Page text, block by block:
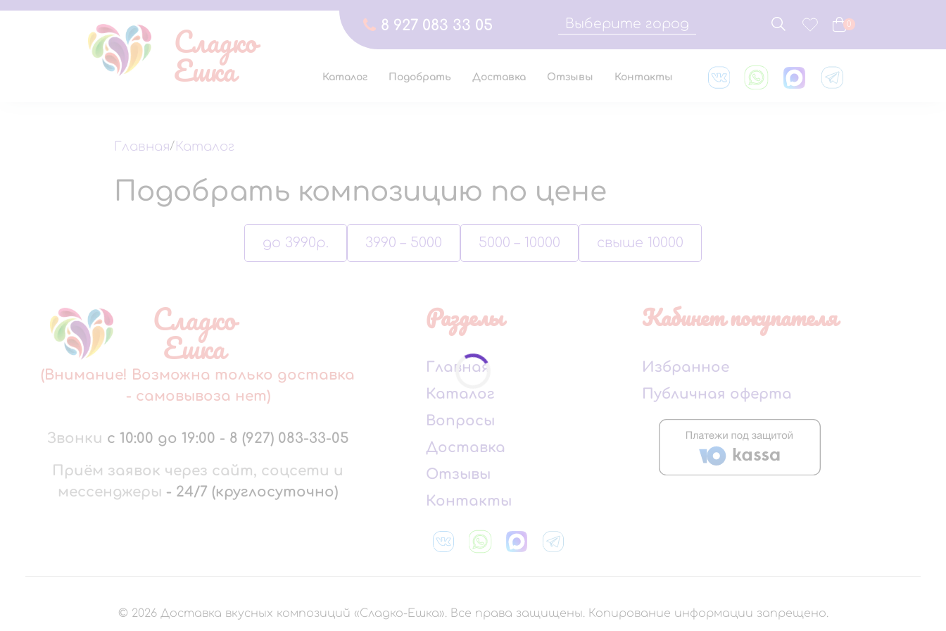
8 927 083 33 05 Выберите город 0
Сладко
Ешка Каталог Подобрать Доставка Отзывы Контакты
Главная/ Каталог
Подобрать композицию по цене
до 3990р. 3990 – 5000 5000 – 10000 свыше 10000
Сладко
Ешка
(Внимание! Возможна только доставка
- самовывоза нет)
Звонки с 10:00 до 19:00 - 8 (927) 083-33-05
Приём заявок через сайт, соцсети и
мессенджеры - 24/7 (круглосуточно)
Разделы
Главная
Каталог
Вопросы
Доставка
Отзывы
Контакты
Кабинет покупателя
Избранное
Публичная оферта
© 2026Доставка вкусных композиций «Сладко-Ешка». Все права защищены. Копирование информации запрещено.